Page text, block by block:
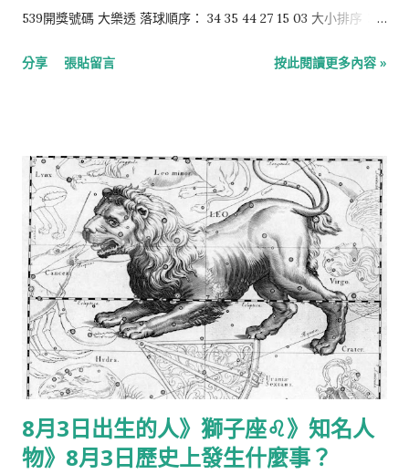
539開獎號碼 大樂透 落球順序： 34 35 44 27 15 03 大小排序：
27 大小排序： 05 17 27 29 36 4星彩 3 1 0 8 3星彩 5 4 0
分享 張貼留言 按此閱讀更多內容 »
8月3日出生的人》獅子座♌️》知名人
物》8月3日歷史上發生什麼事？